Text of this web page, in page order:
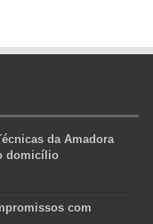
da Amadora
domicílio
com